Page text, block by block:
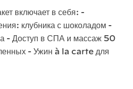
включает в себя: -
клубника с шоколадом -
- Доступ в СПА и массаж 50
- Ужин à la carte для